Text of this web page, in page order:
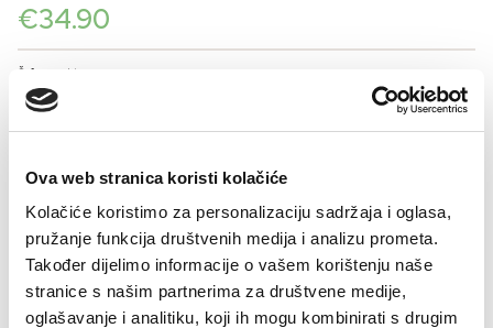
Ova web stranica koristi kolačiće
Kolačiće koristimo za personalizaciju sadržaja i oglasa,
pružanje funkcija društvenih medija i analizu prometa.
Također dijelimo informacije o vašem korištenju naše
stranice s našim partnerima za društvene medije,
oglašavanje i analitiku, koji ih mogu kombinirati s drugim
€34.90
Šifra artikla: SLO-GD12125-000
BOJA
VELIČNA
36 38 40 42 44 46
- + DODAJTE U KORPU